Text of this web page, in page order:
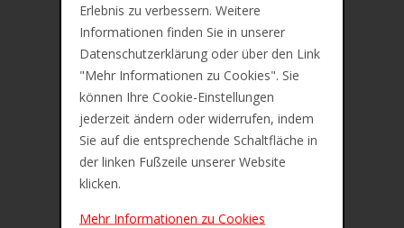
Erlebnis zu verbessern. Weitere
Informationen finden Sie in unserer
Datenschutzerklärung oder über den Link
"Mehr Informationen zu Cookies". Sie
können Ihre Cookie-Einstellungen
jederzeit ändern oder widerrufen, indem
Sie auf die entsprechende Schaltfläche in
der linken Fußzeile unserer Website
klicken.
Mehr Informationen zu Cookies
Zusätzliche Information
Bewertungen (0)
STAEDTLER Kunststoff-Radierer rasoplast
combi BT30
Blaues Radierteil für Tinte auf Papier, geringe
Krümel-Bildung, mit Schiebe-Manschette